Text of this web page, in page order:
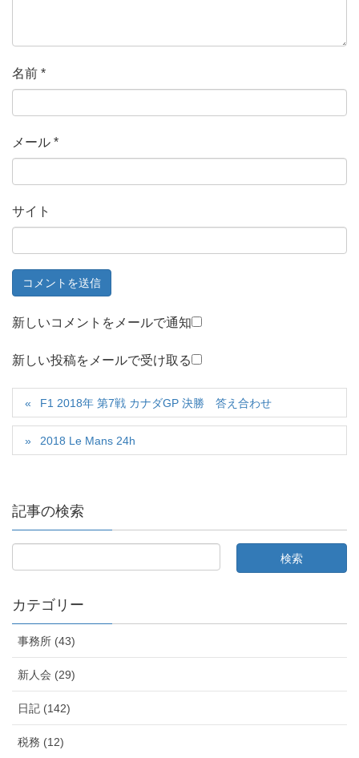
名前 *
メール *
サイト
新しいコメントをメールで通知
新しい投稿をメールで受け取る
F1 2018年 第7戦 カナダGP 決勝 答え合わせ
2018 Le Mans 24h
記事の検索
カテゴリー
事務所 (43)
新人会 (29)
日記 (142)
税務 (12)